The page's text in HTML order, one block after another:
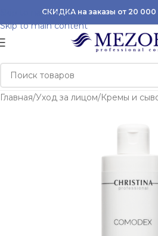
Skip to navigation
Skip to main content
СКИДКА на заказы от 20 000
Главная/Уход за лицом/Кремы и